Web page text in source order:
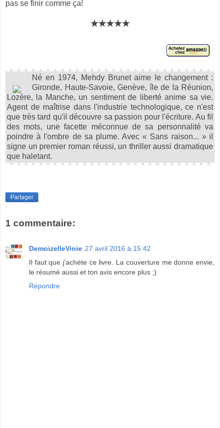
pas se finir comme ça!
★★★★★
Né en 1974, Mehdy Brunet aime le changement :
Gironde, Haute-Savoie, Genève, île de la Réunion,
Lozère, la Manche, un sentiment de liberté anime sa vie.
Agent de maîtrise dans l'industrie technologique, ce n'est
que très tard qu'il découvre sa passion pour l'écriture. Au fil
des mots, une facette méconnue de sa personnalité va
poindre à l'ombre de sa plume. Avec « Sans raison... » il
signe un premier roman réussi, un thriller aussi dramatique
que haletant.
Partager
1 commentaire:
DemoizelleVinie 27 avril 2016 à 15:42
Il faut que j'achète ce livre. La couverture me donne envie,
le résumé aussi et ton avis encore plus ;)
Répondre